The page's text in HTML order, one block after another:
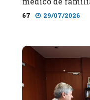
67 29/07/2026